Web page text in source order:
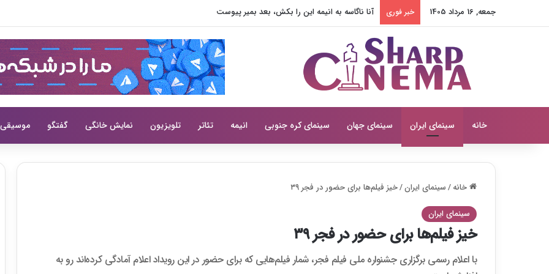
جمعه, 16 مرداد 1405 خبر فوری آنا ناگاسه به انیمه این را بکش، بعد بمیر پیوست
خانه سینمای ایران سینمای جهان سینمای کره جنوبی انیمه تئاتر تلویزیون نمایش خانگی گفتگو موسیقی
خانه/سینمای ایران/خیز فیلم‌ها برای حضور در فجر ۳۹
سینمای ایران
خیز فیلم‌ها برای حضور در فجر ۳۹
با اعلام رسمی برگزاری جشنواره ملی فیلم فجر، شمار فیلم‌هایی که برای حضور در این رویداد اعلام آمادگی کرده‌اند رو به